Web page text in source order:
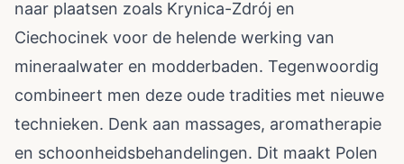
naar plaatsen zoals Krynica-Zdrój en
Ciechocinek voor de helende werking van
mineraalwater en modderbaden. Tegenwoordig
combineert men deze oude tradities met nieuwe
technieken. Denk aan massages, aromatherapie
en schoonheidsbehandelingen. Dit maakt Polen